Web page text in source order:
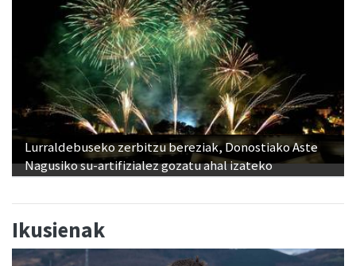
Lurraldebuseko zerbitzu bereziak, Donostiako Aste
Nagusiko su-artifizialez gozatu ahal izateko
Ikusienak